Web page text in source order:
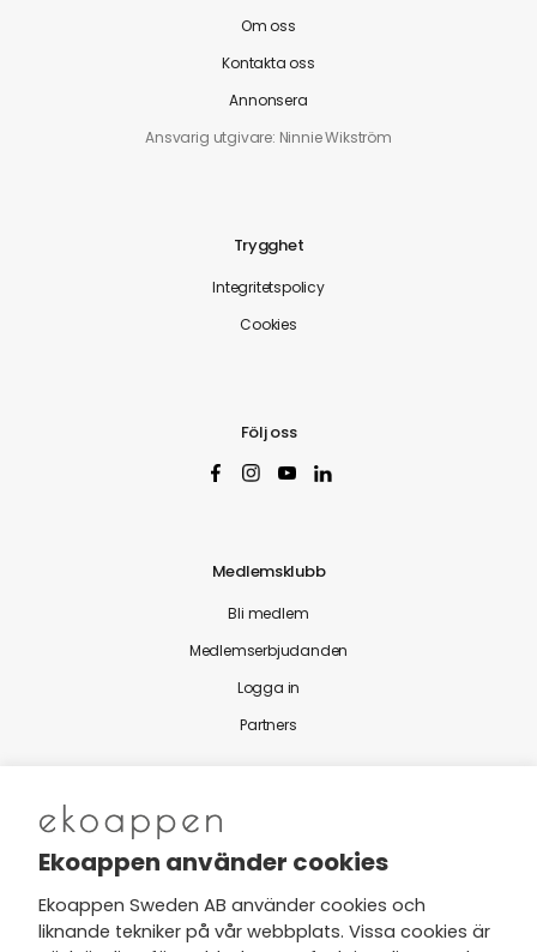
Om oss
Kontakta oss
Annonsera
Ansvarig utgivare: Ninnie Wikström
Trygghet
Integritetspolicy
Cookies
Följ oss
Medlemsklubb
Bli medlem
Medlemserbjudanden
Logga in
Partners
Nytt från Ekoappen
Jag har tagit del av Ekoappens
Ekoappen använder cookies
Ekoappen Sweden AB använder cookies och
liknande tekniker på vår webbplats. Vissa cookies är